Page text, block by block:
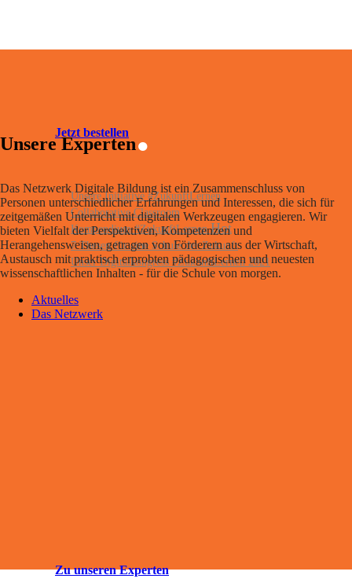
Jetzt bestellen
Unsere Initiative #ZukunftLernen
Collaborative Classroom
Kompendium #ZukunftLernen
7 Thesen für eine Schule der Zukunft
Unser Digitalkongress #ZukunftLernen 2021
Aktuelles
Das Netzwerk
Zu unseren Experten
Unsere Experten.
Das Netzwerk Digitale Bildung ist ein Zusammenschluss von
Personen unterschiedlicher Erfahrungen und Interessen, die sich für
zeitgemäßen Unterricht mit digitalen Werkzeugen engagieren. Wir
bieten Vielfalt der Perspektiven, Kompetenzen und
Herangehensweisen, getragen von Förderern aus der Wirtschaft,
Austausch mit praktisch erprobten pädagogischen und neuesten
wissenschaftlichen Inhalten - für die Schule von morgen.